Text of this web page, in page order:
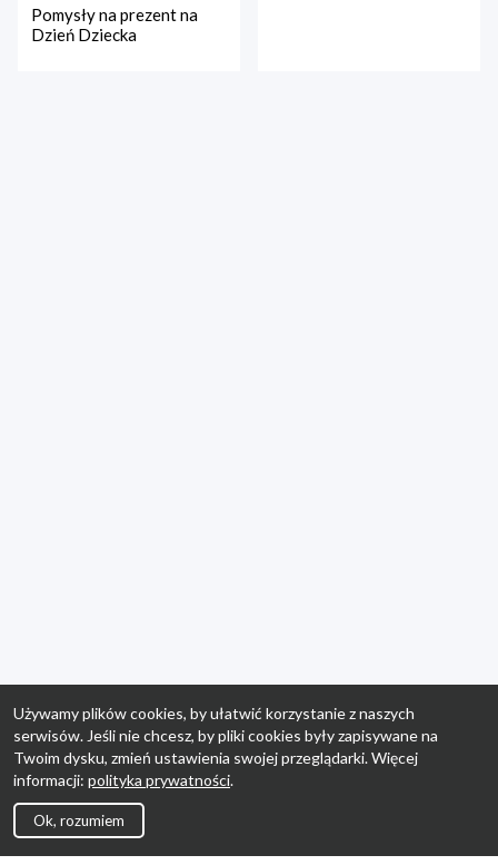
Pomysły na prezent na
Dzień Dziecka
Używamy plików cookies, by ułatwić korzystanie z naszych
serwisów. Jeśli nie chcesz, by pliki cookies były zapisywane na
Twoim dysku, zmień ustawienia swojej przeglądarki. Więcej
informacji: polityka prywatności.
Ok, rozumiem